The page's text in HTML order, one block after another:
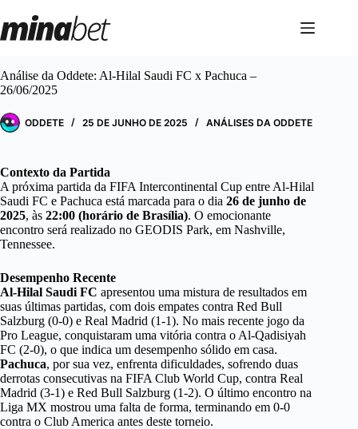
para
o
Análise da Oddete: Al-Hilal Saudi FC x Pachuca –
26/06/2025
ODDETE 25 DE JUNHO DE 2025 ANÁLISES DA ODDETE
Contexto da Partida
A próxima partida da FIFA Intercontinental Cup entre Al-Hilal
Saudi FC e Pachuca está marcada para o dia 26 de junho de
2025, às 22:00 (horário de Brasília). O emocionante
encontro será realizado no GEODIS Park, em Nashville,
Tennessee.
Desempenho Recente
Al-Hilal Saudi FC apresentou uma mistura de resultados em
suas últimas partidas, com dois empates contra Red Bull
Salzburg (0-0) e Real Madrid (1-1). No mais recente jogo da
Pro League, conquistaram uma vitória contra o Al-Qadisiyah
FC (2-0), o que indica um desempenho sólido em casa.
Pachuca, por sua vez, enfrenta dificuldades, sofrendo duas
derrotas consecutivas na FIFA Club World Cup, contra Real
Madrid (3-1) e Red Bull Salzburg (1-2). O último encontro na
Liga MX mostrou uma falta de forma, terminando em 0-0
contra o Club America antes deste torneio.